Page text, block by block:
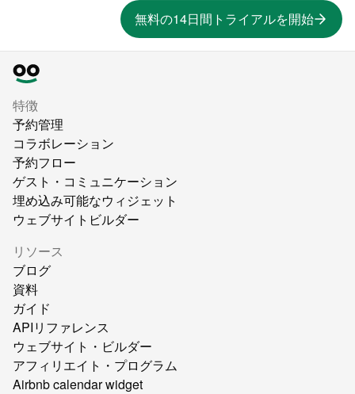
無料の14日間トライアルを開始
特徴
予約管理
コラボレーション
予約フロー
ゲスト・コミュニケーション
埋め込み可能なウィジェット
ウェブサイトビルダー
リソース
ブログ
資料
ガイド
APIリファレンス
ウェブサイト・ビルダー
アフィリエイト・プログラム
Airbnb calendar widget